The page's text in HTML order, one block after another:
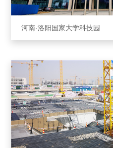
河南·洛阳国家⼤学科技园